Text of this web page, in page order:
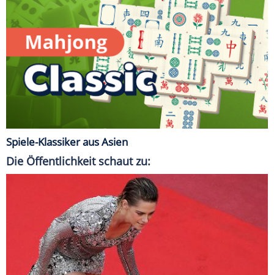
Spiele-Klassiker aus Asien
Die Öffentlichkeit schaut zu: